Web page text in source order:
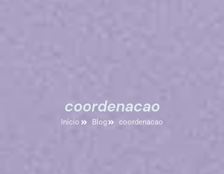
coordenacao
Início Blog coordenacao